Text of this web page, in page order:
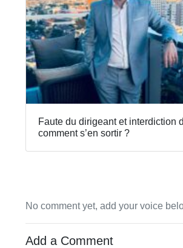
Faute du dirigeant et interdiction
comment s’en sortir ?
No comment yet, add your voice
Add a Comment